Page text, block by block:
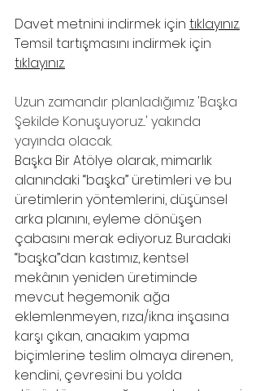
Davet metnini indirmek için tıklayınız.
Temsil tartışmasını indirmek için
tıklayınız.
Uzun zamandır planladığımız 'Başka
Şekilde Konuşuyoruz...' yakında
yayında olacak.
Başka Bir Atölye olarak, mimarlık
alanındaki “başka” üretimleri ve bu
üretimlerin yöntemlerini, düşünsel
arka planını, eyleme dönüşen
çabasını merak ediyoruz. Buradaki
“başka”dan kastımız, kentsel
mekânın yeniden üretiminde
mevcut hegemonik ağa
eklemlenmeyen, rıza/ikna inşasına
karşı çıkan, anaakım yapma
biçimlerine teslim olmaya direnen,
kendini, çevresini bu yolda